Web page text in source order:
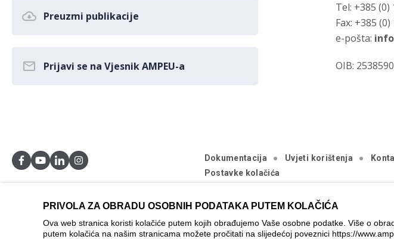
PRIVOLA ZA OBRADU OSOBNIH PODATAKA PUTEM KOLAČIĆA
Ova web stranica koristi kolačiće putem kojih obrađujemo Vaše osobne podatke. Više o
putem kolačića na našim stranicama možete pročitati na slijedećoj poveznici https://
Preuzmi publikacije
Prijavi se na Vjesnik AMPEU-a
Tel: +385 (0)
Fax: +385
e-pošta:
OIB:
Dokumentacija Uvjeti korištenja
Postavke kolačića
Ova mrežna stranica je ostvarena uz
se ne može smatrati odgovornom pri upotrebi